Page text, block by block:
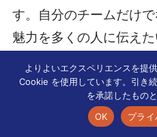
す。自分のチームだけ
魅力を多くの人に伝え
よりよいエクスペリエンスを提
Cookie を使用しています。引き
を承諾したもの
OK
プラ